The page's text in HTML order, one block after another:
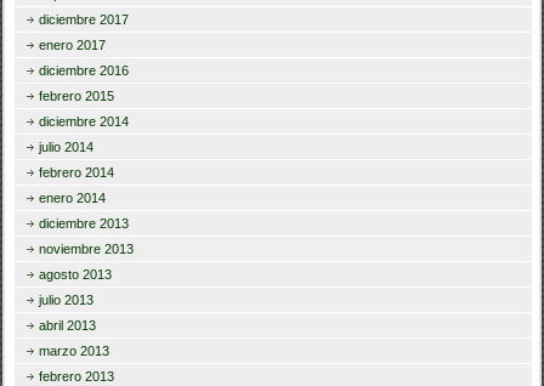
diciembre 2017
enero 2017
diciembre 2016
febrero 2015
diciembre 2014
julio 2014
febrero 2014
enero 2014
diciembre 2013
noviembre 2013
agosto 2013
julio 2013
abril 2013
marzo 2013
febrero 2013